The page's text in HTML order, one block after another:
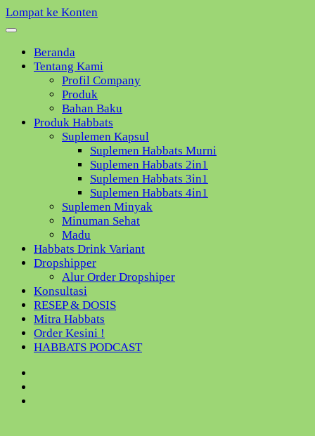
Lompat ke Konten
Beranda
Tentang Kami
Profil Company
Produk
Bahan Baku
Produk Habbats
Suplemen Kapsul
Suplemen Habbats Murni
Suplemen Habbats 2in1
Suplemen Habbats 3in1
Suplemen Habbats 4in1
Suplemen Minyak
Minuman Sehat
Madu
Habbats Drink Variant
Dropshipper
Alur Order Dropshiper
Konsultasi
RESEP & DOSIS
Mitra Habbats
Order Kesini !
HABBATS PODCAST